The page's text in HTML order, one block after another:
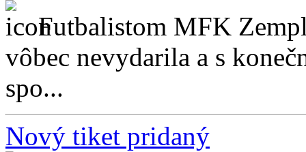
Futbalistom MFK
vôbec nevydarila a s
spo...
Nový tiket pridaný